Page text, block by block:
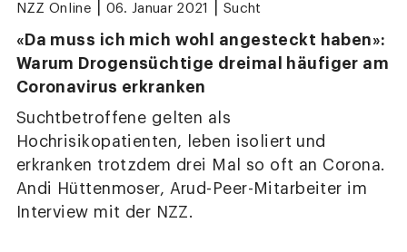
NZZ Online 06. Januar 2021 Sucht
«Da muss ich mich wohl angesteckt haben»:
Warum Drogensüchtige dreimal häufiger am
Coronavirus erkranken
Suchtbetroffene gelten als
Hochrisikopatienten, leben isoliert und
erkranken trotzdem drei Mal so oft an Corona.
Andi Hüttenmoser, Arud-Peer-Mitarbeiter im
Interview mit der NZZ.